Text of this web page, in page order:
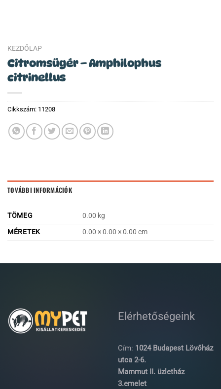
KEZDŐLAP
Citromsügér – Amphilophus
citrinellus
Cikkszám: 11208
TOVÁBBI INFORMÁCIÓK
TÖMEG
0.00 kg
MÉRETEK
0.00 × 0.00 × 0.00 cm
Elérhetőségeink
Cím: 1024 Budapest Lövőház
utca 2-6.
Mammut II. üzletház
3.emelet